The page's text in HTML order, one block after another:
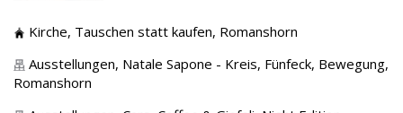
Kirche, Tauschen statt kaufen, Romanshorn
Ausstellungen, Natale Sapone - Kreis, Fünfeck, Bewegung,
Romanshorn